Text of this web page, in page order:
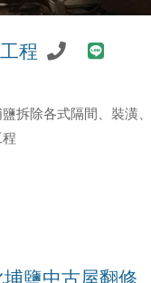
程
拆除各式隔間、裝潢
鹽中古屋翻修